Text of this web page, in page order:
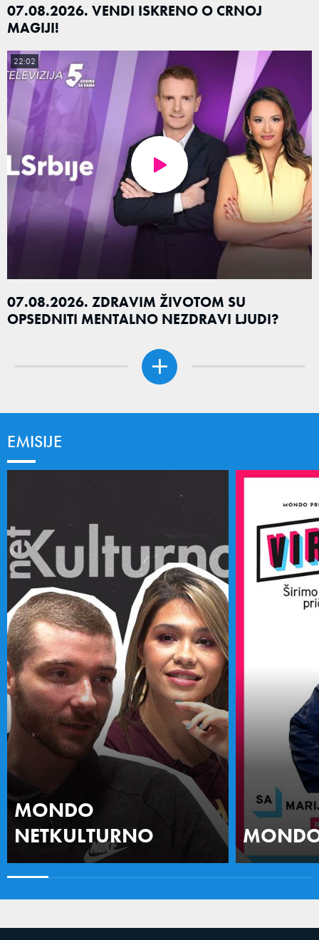
07.08.2026. VENDI ISKRENO O CRNOJ
MAGIJI!
07.08.2026. ZDRAVIM ŽIVOTOM SU
OPSEDNITI MENTALNO NEZDRAVI LJUDI?
22:02
EMISIJE
MONDO
NETKULTURNO